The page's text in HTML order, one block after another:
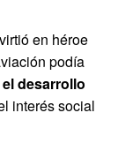
en héroe
podía
desarrollo
interés social